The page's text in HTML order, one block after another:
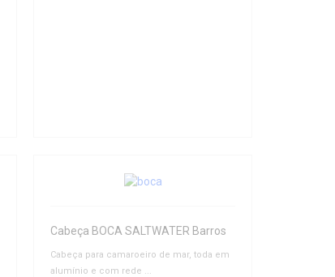
Cabeça BOCA SALTWATER Barros
Cabeça para camaroeiro de mar, toda em
alumínio e com rede ...